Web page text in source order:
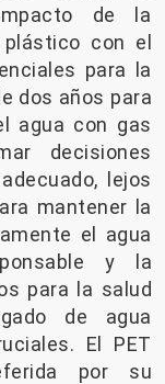
de la
con el
para la
dos años para
agua con gas
decisiones
lejos
mantener la
el agua
y la
para la salud
de agua
El PET
por su